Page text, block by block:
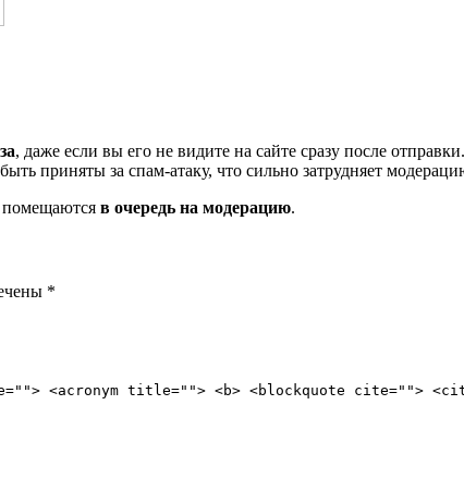
, даже если вы его не видите на сайте сразу после
приняты за спам-атаку, что сильно затрудняет
помещаются в очередь на модерацию.
*
<acronym title=""> <b> <blockquote cite="">